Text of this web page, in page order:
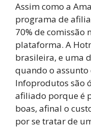
Assim como a
programa de
70% de comissão
plataforma. A
brasileira, e uma
quando o
Infoprodutos são
afiliado porque é
boas, afinal o
por se tratar de